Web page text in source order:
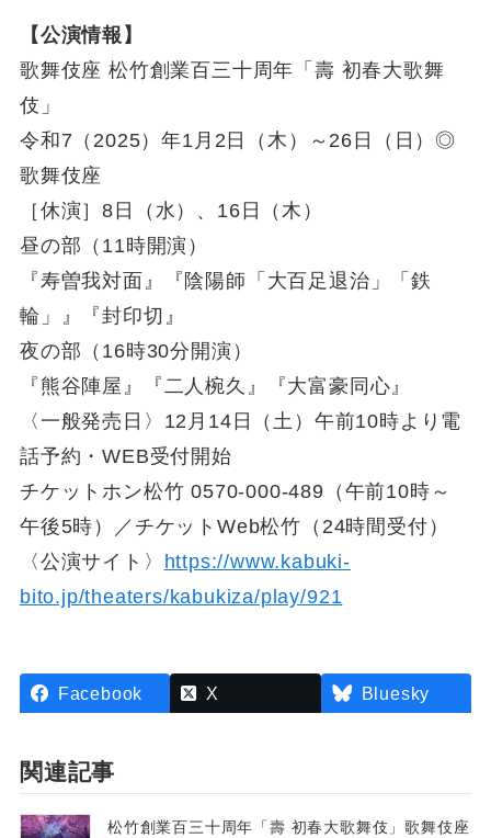
【公演情報】
歌舞伎座 松竹創業百三十周年「壽 初春大歌舞
伎」
令和7（2025）年1月2日（木）～26日（日）◎
歌舞伎座
［休演］8日（水）、16日（木）
昼の部（11時開演）
『寿曽我対面』『陰陽師「大百足退治」「鉄
輪」』『封印切』
夜の部（16時30分開演）
『熊谷陣屋』『二人椀久』『大富豪同心』
〈一般発売日〉12月14日（土）午前10時より電
話予約・WEB受付開始
チケットホン松竹 0570-000-489（午前10時～
午後5時）／チケットWeb松竹（24時間受付）
〈公演サイト〉 https://www.kabuki-
bito.jp/theaters/kabukiza/play/921
Facebook X Bluesky
関連記事
松竹創業百三十周年「壽 初春大歌舞伎」歌舞伎座